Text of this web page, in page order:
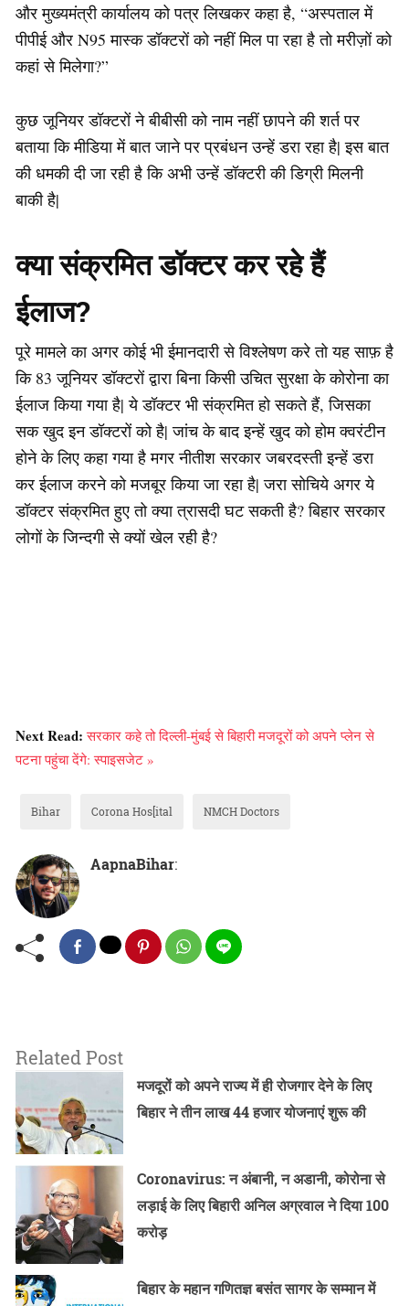
और मुख्यमंत्री कार्यालय को पत्र लिखकर कहा है, “अस्पताल में
पीपीई और N95 मास्क डॉक्टरों को नहीं मिल पा रहा है तो मरीज़ों को
कहां से मिलेगा?”
कुछ जूनियर डॉक्टरों ने बीबीसी को नाम नहीं छापने की शर्त पर
बताया कि मीडिया में बात जाने पर प्रबंधन उन्हें डरा रहा है| इस बात
की धमकी दी जा रही है कि अभी उन्हें डॉक्टरी की डिग्री मिलनी
बाकी है|
क्या संक्रमित डॉक्टर कर रहे हैं
ईलाज?
पूरे मामले का अगर कोई भी ईमानदारी से विश्लेषण करे तो यह साफ़ है
कि 83 जूनियर डॉक्टरों द्वारा बिना किसी उचित सुरक्षा के कोरोना का
ईलाज किया गया है| ये डॉक्टर भी संक्रमित हो सकते हैं, जिसका
सक खुद इन डॉक्टरों को है| जांच के बाद इन्हें खुद को होम क्वरंटीन
होने के लिए कहा गया है मगर नीतीश सरकार जबरदस्ती इन्हें डरा
कर ईलाज करने को मजबूर किया जा रहा है| जरा सोचिये अगर ये
डॉक्टर संक्रमित हुए तो क्या त्रासदी घट सकती है? बिहार सरकार
लोगों के जिन्दगी से क्यों खेल रही है?
Next Read:सरकार कहे तो दिल्ली-मुंबई से बिहारी मजदूरों को अपने प्लेन से
पटना पहुंचा देंगे: स्पाइसजेट »
Bihar Corona Hos[ital NMCH Doctors
AapnaBihar:
Related Post
मजदूरों को अपने राज्य में ही रोजगार देने के लिए
बिहार ने तीन लाख 44 हजार योजनाएं शुरू की
Coronavirus: न अंबानी, न अडानी, कोरोना से
लड़ाई के लिए बिहारी अनिल अग्रवाल ने दिया 100
करोड़
बिहार के महान गणितज्ञ बसंत सागर के सम्मान में